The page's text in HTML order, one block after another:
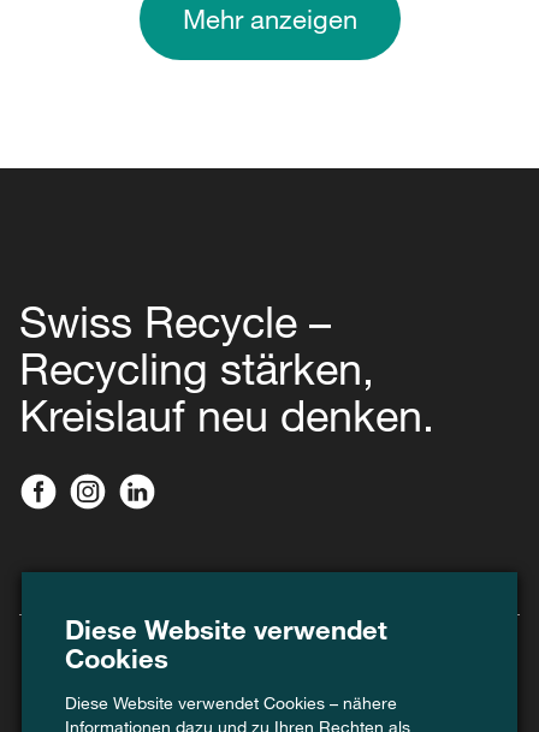
Mehr anzeigen
Swiss Recycle –
Recycling stärken,
Kreislauf neu denken.
Diese Website verwendet
Cookies
Diese Website verwendet Cookies – nähere
Informationen dazu und zu Ihren Rechten als